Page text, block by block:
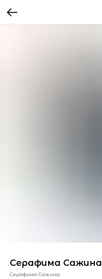
Серафима Сажина
Серафима Сажина